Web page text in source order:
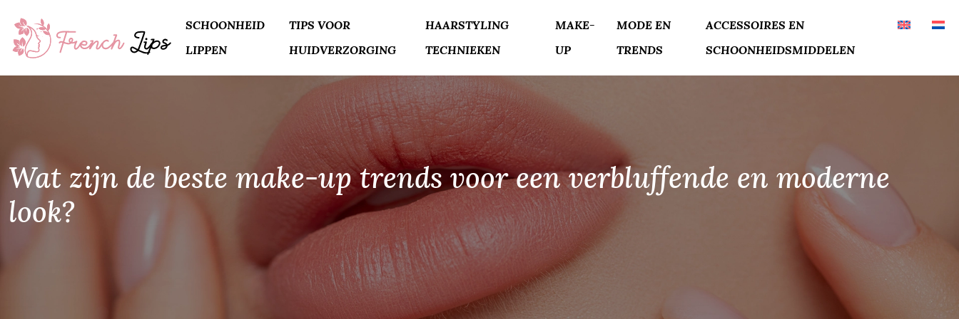
SCHOONHEID
LIPPEN
TIPS VOOR
HUIDVERZORGING
HAARSTYLING
TECHNIEKEN
MAKE-
UP
MODE EN
TRENDS
ACCESSOIRES EN
SCHOONHEIDSMIDDELEN
Wat zijn de beste make-up trends voor een verbluffende en moderne
look?